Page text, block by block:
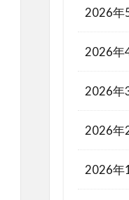
2026年
2026年
2026年
2026年
2026年